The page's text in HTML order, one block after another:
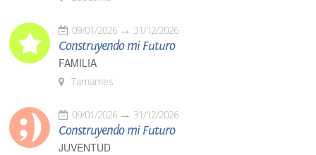
09/01/2026 31/12/2026
Construyendo mi Futuro
FAMILIA
Tamames
09/01/2026 31/12/2026
Construyendo mi Futuro
JUVENTUD